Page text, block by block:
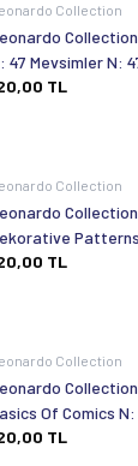
Collection
47 Mevsimler N:
TL
Collection
Collection
N: 40
TL
Collection
Of Comics N:
N: 33
TL